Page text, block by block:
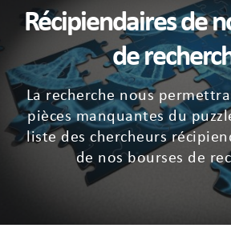
Récipiendaires de
de
La recherche nous
pièces manquantes du
liste des chercheurs
de nos bourses de